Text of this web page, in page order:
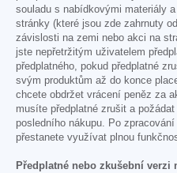
souladu s nabídkovými materiály
stránky (které jsou zde zahrnuty
závislosti na zemi nebo akci na
jste nepřetržitým uživatelem
předplatného, pokud předplatné
svým produktům až do konce
chcete obdržet vrácení peněz za
musíte předplatné zrušit a
posledního nákupu. Po
přestanete využívat plnou
Předplatné nebo zkušební